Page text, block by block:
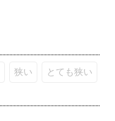
狭い とても狭い